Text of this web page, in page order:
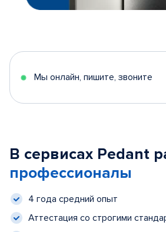
Мы онлайн, пишите, звоните
В сервисах Pedant
профессионалы
4 года средний опыт
Аттестация со строгими